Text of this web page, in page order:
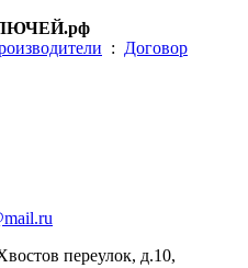
: Договор
переулок, д.10,